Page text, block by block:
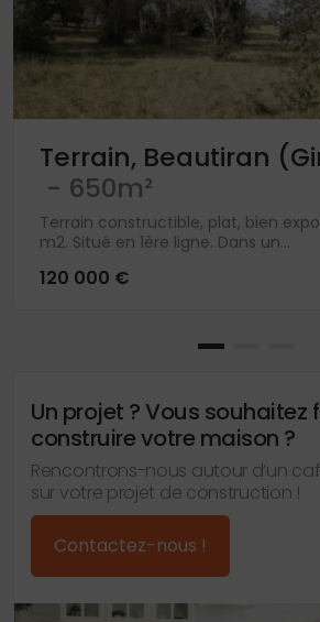
Terrain, Beautiran
- 650m²
Terrain constructible, plat, bien
m2. Situé en 1ère ligne. Dans un...
120 000 €
Un projet ? Vous souhaitez
construire votre maison ?
Rencontrons-nous autour d’un
sur votre projet de construction !
Contactez-nous !